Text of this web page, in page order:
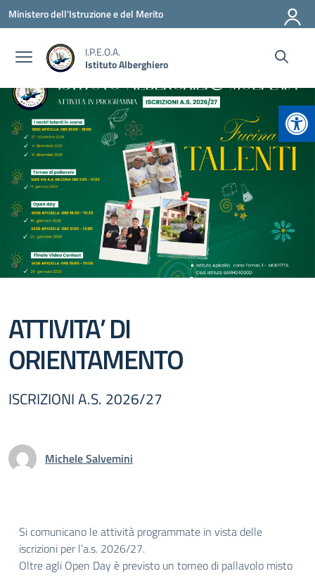
Vai ai contenuti
Vai al menu di navigazione
Vai al footer
Ministero dell'Istruzione e del Merito
I.P.E.O.A.
Istituto Alberghiero
ATTIVITA’ DI
ORIENTAMENTO
ISCRIZIONI A.S. 2026/27
Michele Salvemini
Si comunicano le attività programmate in vista delle
iscrizioni per l’a.s. 2026/27.
Oltre agli Open Day è previsto un torneo di pallavolo misto